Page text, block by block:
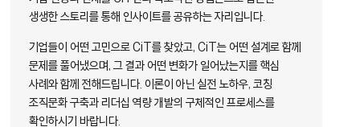
생생한 스토리를 통해 인사이트를 공유하는 자리입니다.
기업들이 어떤 고민으로 CiT를 찾았고, CiT는 어떤 설계로 함께
문제를 풀어냈으며, 그 결과 어떤 변화가 일어났는지를 핵심
사례와 함께 전해드립니다. 이론이 아닌 실전 노하우, 코칭
조직문화 구축과 리더십 역량 개발의 구체적인 프로세스를
확인하시기 바랍니다.